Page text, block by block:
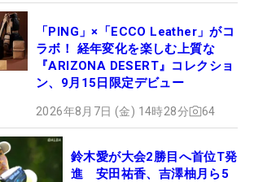
「PING」×「ECCO Leather」がコ
ラボ！ 経年変化を楽しむ上質な
『ARIZONA DESERT』コレクショ
ン、9月15日限定デビュー
2026年8月7日 (金) 14時28分 64
鈴木愛が大会2勝目へ首位T発
進 安田祐香、吉澤柚月ら5